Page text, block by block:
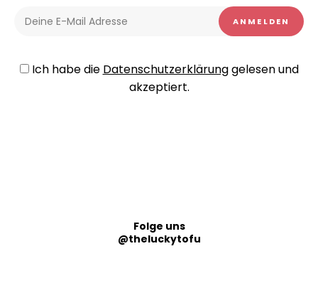
Ich habe die Datenschutzerklärunggelesen und
akzeptiert.
Folge uns
@theluckytofu